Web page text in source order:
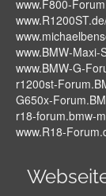
www.F800-
www.BMW-Maxi-
www.BMW-G-
r1200st-
G650x-
r18-forum.bmw-
www.R18-